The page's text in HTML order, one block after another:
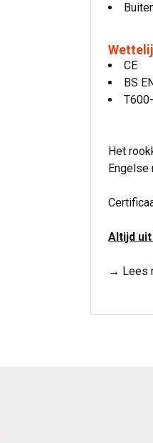
CE
BS
Het
Engelse
Altijd
→ Lees